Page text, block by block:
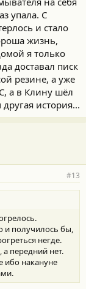
упала. С
и стало
жизнь,
я только
доставал писк
резине, а уже
а в Клину шёл
история...
#13
и получилось бы,
негде.
а передний нет.
ибо накануне